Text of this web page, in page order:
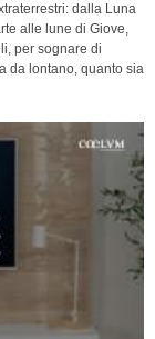
dalla Luna
alle lune di Giove,
per sognare di
da lontano, quanto sia